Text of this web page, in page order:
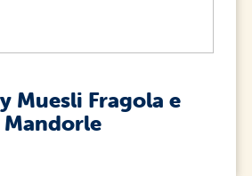
Muesli Fragola e
Mandorle